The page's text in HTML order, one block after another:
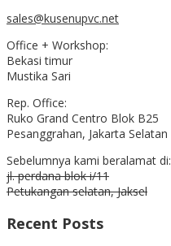
sales@kusenupvc.net
Office + Workshop:
Bekasi timur
Mustika Sari
Rep. Office:
Ruko Grand Centro Blok B25
Pesanggrahan, Jakarta Selatan
Sebelumnya kami beralamat di:
jl. perdana blok i/11
Petukangan selatan, Jaksel
Recent Posts